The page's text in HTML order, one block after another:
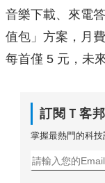
音樂下載、來電
值包」方案，月
每首僅 5 元，未
訂閱Ｔ客
掌握最熱門的科技